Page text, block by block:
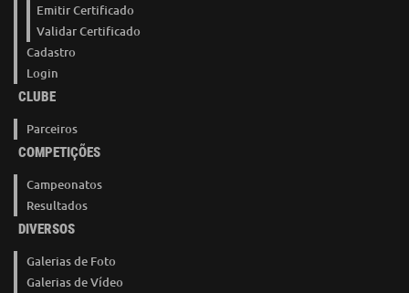
Emitir Certificado
Validar Certificado
Cadastro
Login
CLUBE
Parceiros
COMPETIÇÕES
Campeonatos
Resultados
DIVERSOS
Galerias de Foto
Galerias de Vídeo